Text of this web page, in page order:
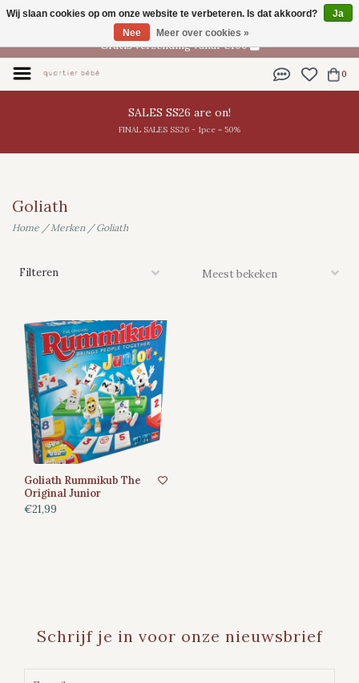
NL
Gratis verzending vanaf €100
0
SALES SS26 are on!
FINAL SALES SS26 - 1pce = 50%
Goliath
Home /Merken/Goliath
Filteren
Goliath Rummikub The
Original Junior
€21,99
Schrijf je in voor onze nieuwsbrief
Wij slaan cookies op om onze website te verbeteren. Is dat akkoord?
Ja
Nee
Meer over cookies »